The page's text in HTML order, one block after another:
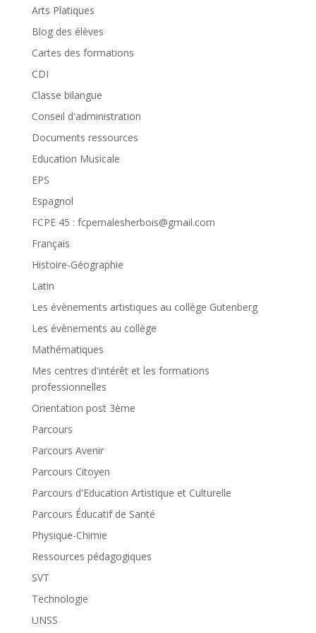
Arts Platiques
Blog des élèves
Cartes des formations
CDI
Classe bilangue
Conseil d'administration
Documents ressources
Education Musicale
EPS
Espagnol
FCPE 45 : fcpemalesherbois@gmail.com
Français
Histoire-Géographie
Latin
Les évènements artistiques au collège Gutenberg
Les évènements au collège
Mathématiques
Mes centres d'intérêt et les formations
professionnelles
Orientation post 3ème
Parcours
Parcours Avenir
Parcours Citoyen
Parcours d'Education Artistique et Culturelle
Parcours Éducatif de Santé
Physique-Chimie
Ressources pédagogiques
SVT
Technologie
UNSS